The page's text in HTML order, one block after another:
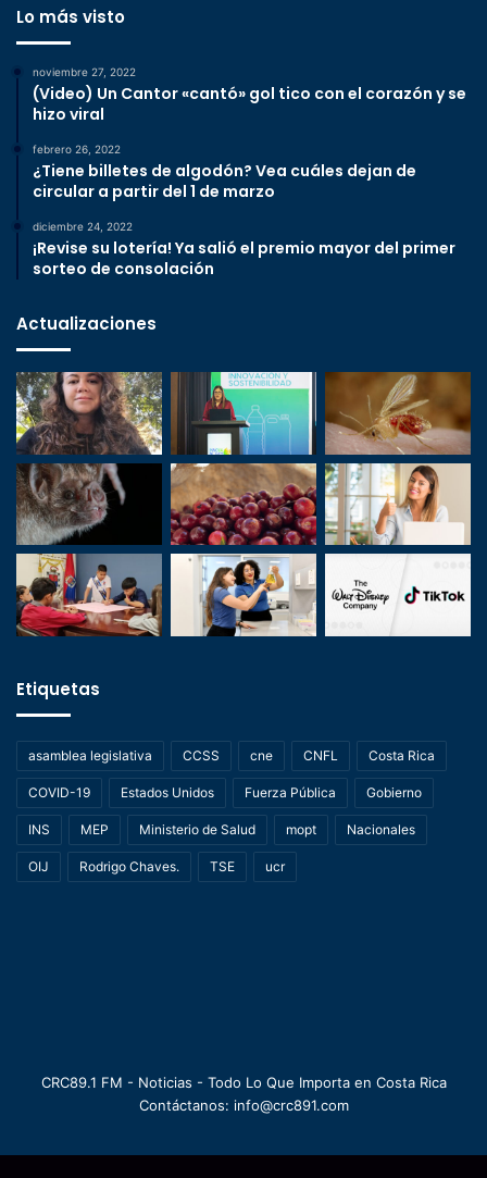
Lo más visto
noviembre 27, 2022
(Video) Un Cantor «cantó» gol tico con el corazón y se
hizo viral
febrero 26, 2022
¿Tiene billetes de algodón? Vea cuáles dejan de
circular a partir del 1 de marzo
diciembre 24, 2022
¡Revise su lotería! Ya salió el premio mayor del primer
sorteo de consolación
Actualizaciones
Etiquetas
asamblea legislativa CCSS cne CNFL Costa Rica
COVID-19 Estados Unidos Fuerza Pública Gobierno
INS MEP Ministerio de Salud mopt Nacionales
OIJ Rodrigo Chaves. TSE ucr
CRC89.1 FM - Noticias - Todo Lo Que Importa en Costa Rica
Contáctanos: info@crc891.com